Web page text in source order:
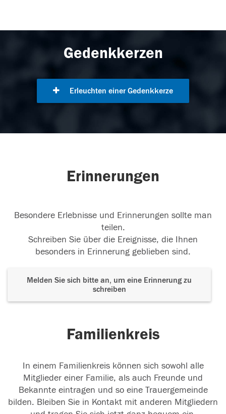
Gedenkkerzen
Erleuchten einer Gedenkkerze
Erinnerungen
Besondere Erlebnisse und Erinnerungen sollte man
teilen.
Schreiben Sie über die Ereignisse, die Ihnen
besonders in Erinnerung geblieben sind.
Melden Sie sich bitte an, um eine Erinnerung zu
schreiben
Familienkreis
In einem Familienkreis können sich sowohl alle
Mitglieder einer Familie, als auch Freunde und
Bekannte eintragen und so eine Trauergemeinde
bilden. Bleiben Sie in Kontakt mit anderen Mitgliedern